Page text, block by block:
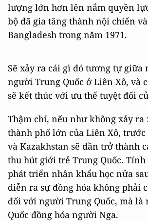
lượng lớn hơn lên nắm quyền
bộ đã gia tăng thành nội chiến
Bangladesh trong năm 1971.
Sẽ xảy ra cái gì đó tương tự giữa
người Trung Quốc ở Liên Xô, và
sẽ kết thúc với ưu thế tuyệt đối
Thậm chí, nếu như không xảy ra
thành phố lớn của Liên Xô,
và Kazakhstan sẽ dần trở thành
thu hút giới trẻ Trung Quốc.
phát triển nhân khẩu học nửa
diễn ra sự đồng hóa không phải
đối với người Trung Quốc, mà là
Quốc đồng hóa người Nga.